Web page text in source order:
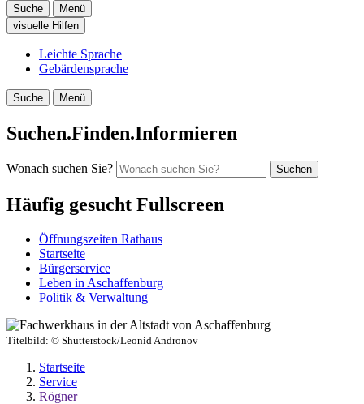
Suche
Menü
visuelle Hilfen
Leichte Sprache
Gebärdensprache
Suche Menü
Suchen.Finden.Informieren
Wonach suchen Sie? Suchen
Häufig gesucht Fullscreen
Öffnungszeiten Rathaus
Startseite
Bürgerservice
Leben in Aschaffenburg
Politik & Verwaltung
Titelbild: © Shutterstock/Leonid Andronov
Startseite
Service
Rögner